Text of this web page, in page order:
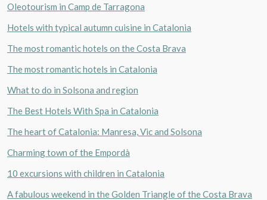
Oleotourism in Camp de Tarragona
Hotels with typical autumn cuisine in Catalonia
The most romantic hotels on the Costa Brava
The most romantic hotels in Catalonia
What to do in Solsona and region
The Best Hotels With Spa in Catalonia
The heart of Catalonia: Manresa, Vic and Solsona
Charming town of the Empordà
10 excursions with children in Catalonia
A fabulous weekend in the Golden Triangle of the Costa Brava